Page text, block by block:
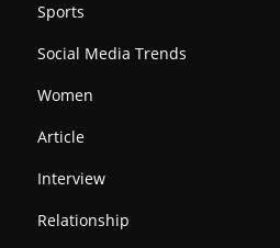
Sports
Social Media Trends
Women
Article
Interview
Relationship